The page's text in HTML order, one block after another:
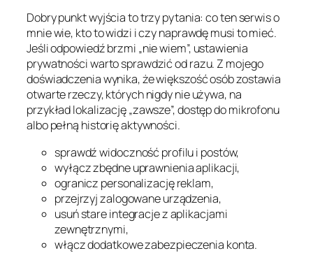
Dobry punkt wyjścia to trzy pytania: co ten serwis o
mnie wie, kto to widzi i czy naprawdę musi to mieć.
Jeśli odpowiedź brzmi „nie wiem”, ustawienia
prywatności warto sprawdzić od razu. Z mojego
doświadczenia wynika, że większość osób zostawia
otwarte rzeczy, których nigdy nie używa, na
przykład lokalizację „zawsze”, dostęp do mikrofonu
albo pełną historię aktywności.
sprawdź widoczność profilu i postów,
wyłącz zbędne uprawnienia aplikacji,
ogranicz personalizację reklam,
przejrzyj zalogowane urządzenia,
usuń stare integracje z aplikacjami
zewnętrznymi,
włącz dodatkowe zabezpieczenia konta.